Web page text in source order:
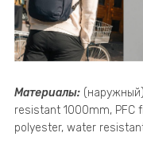
Материалы:(наружный)
resistant 1000mm, PFC
polyester, water